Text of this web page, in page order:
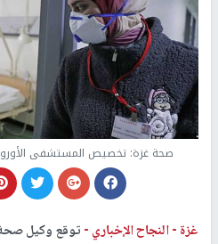
صحة غزة: تخصيص المستشفى
غزة -النجاح الإخباري -توقع وكيل